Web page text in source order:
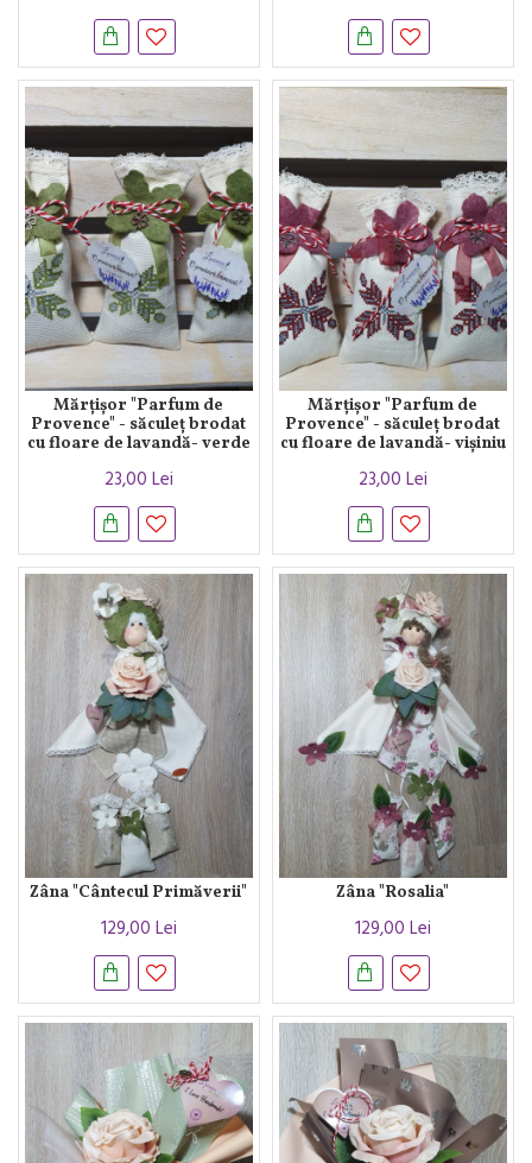
Mărțișor "Parfum de
Provence" - săculeț brodat
cu floare de lavandă- verde
23,00 Lei
Mărțișor "Parfum de
Provence" - săculeț brodat
cu floare de lavandă- vișiniu
23,00 Lei
Zâna "Cântecul Primăverii"
129,00 Lei
Zâna "Rosalia"
129,00 Lei